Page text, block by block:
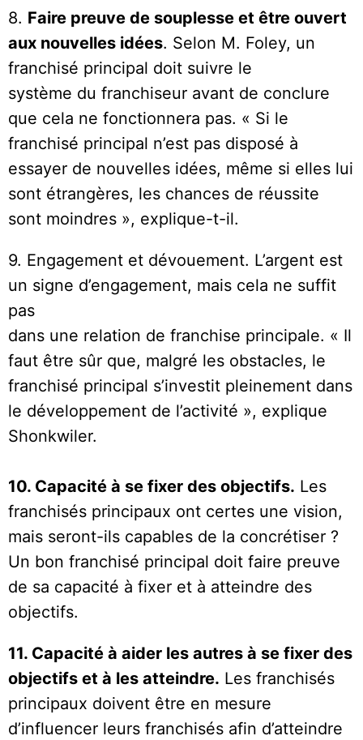
8. Faire preuve de souplesse et être ouvert
aux nouvelles idées. Selon M. Foley, un
franchisé principal doit suivre le
système du franchiseur avant de conclure
que cela ne fonctionnera pas. « Si le
franchisé principal n’est pas disposé à
essayer de nouvelles idées, même si elles lui
sont étrangères, les chances de réussite
sont moindres », explique-t-il.
9. Engagement et dévouement. L’argent est
un signe d’engagement, mais cela ne suffit
pas
dans une relation de franchise principale. « Il
faut être sûr que, malgré les obstacles, le
franchisé principal s’investit pleinement dans
le développement de l’activité », explique
Shonkwiler.
10. Capacité à se fixer des objectifs. Les
franchisés principaux ont certes une vision,
mais seront-ils capables de la concrétiser ?
Un bon franchisé principal doit faire preuve
de sa capacité à fixer et à atteindre des
objectifs.
11. Capacité à aider les autres à se fixer des
objectifs et à les atteindre. Les franchisés
principaux doivent être en mesure
d’influencer leurs franchisés afin d’atteindre